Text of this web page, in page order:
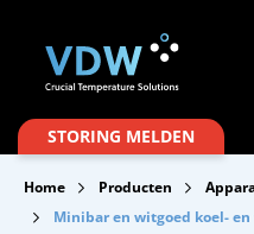
Producten
Branches
Merken
STORING MELDEN
Home Producten
Minibar en witgoed koel-